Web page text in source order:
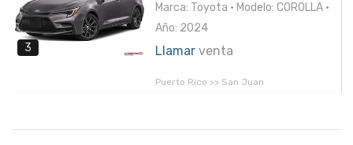
3
Marca: Toyota • Modelo: COROLLA •
Año: 2024
Llamar venta
Puerto Rico >> San Juan